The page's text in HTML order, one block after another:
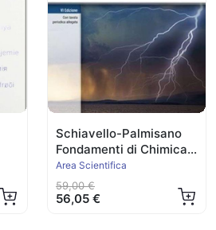
Schiavello-Palmisano
Fondamenti di Chimica
Ed.2022
Area Scientifica
59,00 €
56,05 €